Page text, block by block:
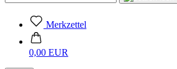
Merkzettel
0,00 EUR